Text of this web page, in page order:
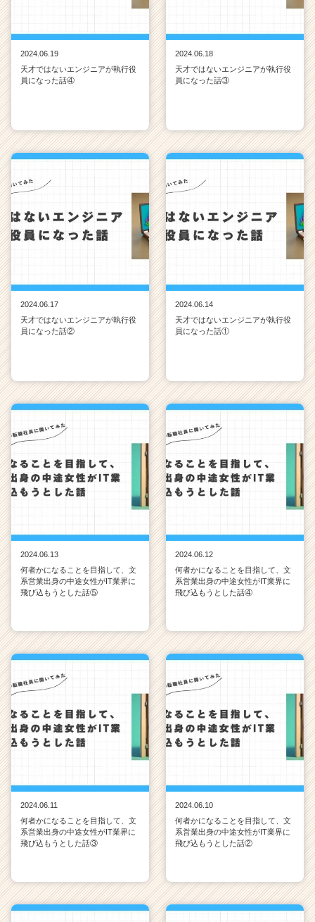
2024.06.19
天才ではないエンジニアが執行役
員になった話④
2024.06.18
天才ではないエンジニアが執行役
員になった話③
2024.06.17
天才ではないエンジニアが執行役
員になった話②
2024.06.14
天才ではないエンジニアが執行役
員になった話①
2024.06.13
何者かになることを目指して、文
系営業出身の中途女性がIT業界に
飛び込もうとした話⑤
2024.06.12
何者かになることを目指して、文
系営業出身の中途女性がIT業界に
飛び込もうとした話④
2024.06.11
何者かになることを目指して、文
系営業出身の中途女性がIT業界に
飛び込もうとした話③
2024.06.10
何者かになることを目指して、文
系営業出身の中途女性がIT業界に
飛び込もうとした話②